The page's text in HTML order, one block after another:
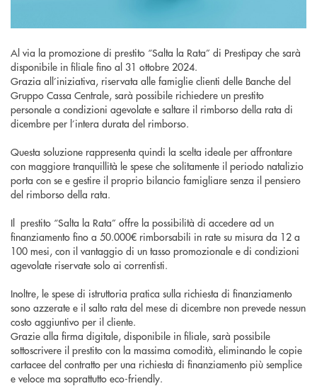
Al via la promozione di prestito “Salta la Rata” di Prestipay che sarà
disponibile in filiale fino al 31 ottobre 2024.
Grazia all’iniziativa, riservata alle famiglie clienti delle Banche del
Gruppo Cassa Centrale, sarà possibile richiedere un prestito
personale a condizioni agevolate e saltare il rimborso della rata di
dicembre per l’intera durata del rimborso.
Questa soluzione rappresenta quindi la scelta ideale per affrontare
con maggiore tranquillità le spese che solitamente il periodo natalizio
porta con se e gestire il proprio bilancio famigliare senza il pensiero
del rimborso della rata.
Il prestito “Salta la Rata” offre la possibilità di accedere ad un
finanziamento fino a 50.000€ rimborsabili in rate su misura da 12 a
100 mesi, con il vantaggio di un tasso promozionale e di condizioni
agevolate riservate solo ai correntisti.
Inoltre, le spese di istruttoria pratica sulla richiesta di finanziamento
sono azzerate e il salto rata del mese di dicembre non prevede nessun
costo aggiuntivo per il cliente.
Grazie alla firma digitale, disponibile in filiale, sarà possibile
sottoscrivere il prestito con la massima comodità, eliminando le copie
cartacee del contratto per una richiesta di finanziamento più semplice
e veloce ma soprattutto eco-friendly.